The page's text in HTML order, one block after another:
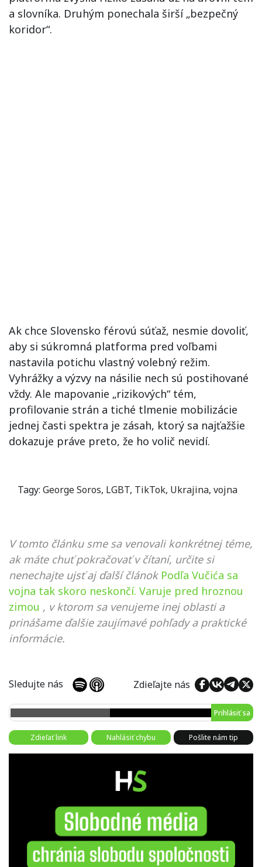
a slovníka. Druhým ponechala širší „bezpečný
koridor“.
Ak chce Slovensko férovú súťaž, nesmie dovoliť,
aby si súkromná platforma pred voľbami
nastavila potichu vlastný volebný režim.
Vyhrážky a výzvy na násilie nech sú postihované
vždy. Ale mapovanie „rizikových“ tém,
profilovanie strán a tiché tlmenie mobilizácie
jednej časti spektra je zásah, ktorý sa najťažšie
dokazuje práve preto, že ho volič nevidí.
Tagy: George Soros, LGBT, TikTok, Ukrajina, vojna
V tomto článku sme sa venovali konkrétnej téme,
ak máte chuť pokračovať v čítaní, určite si
nenechajte ujsť aj ďalší článok Podľa Vučića sa
vojna tak skoro neskončí. Varuje pred hroznou
zimou , v ktorom sa venujeme inej oblasti a
prinášame ďalšie zaujímavé pohľady a praktické
informácie.
Sledujte nás Zdieľajte nás
Prihlásiť sa
Zdieľať link Nahlásiť chybu Pošlite nám tip